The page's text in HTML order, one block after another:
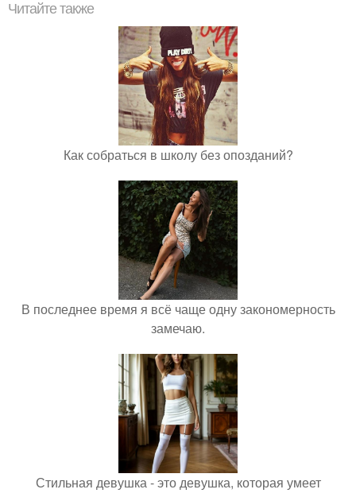
Читайте также
Как собраться в школу без опозданий?
В последнее время я всё чаще одну закономерность
замечаю.
Стильная девушка - это девушка, которая умеет